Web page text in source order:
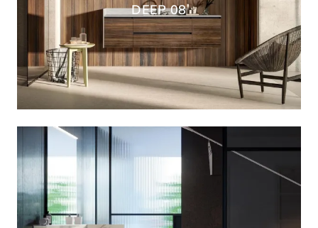
DEEP 08